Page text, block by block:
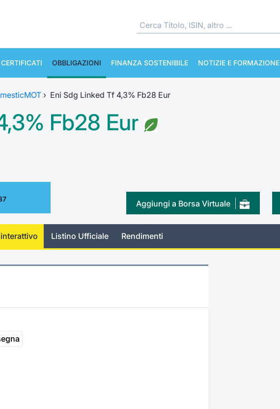
OBBLIGAZIONI FINANZA SOSTENIBILE NOTIZIE E FORMAZIONE
› Eni Sdg Linked Tf 4,3% Fb28 Eur
Fb28 Eur
Aggiungi a Borsa Virtuale
Listino Ufficiale Rendimenti